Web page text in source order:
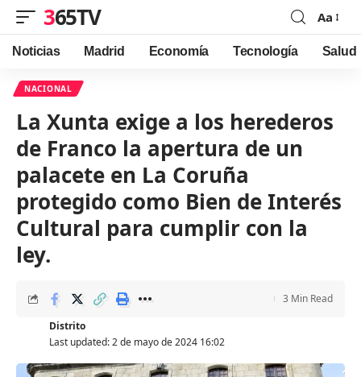
365TV
Font
Resizer
Aa
Noticias Madrid Economía Tecnología Salud
NACIONAL
La Xunta exige a los herederos
de Franco la apertura de un
palacete en La Coruña
protegido como Bien de Interés
Cultural para cumplir con la
ley.
Last updated: 2 de mayo de 2024 16:02
Distrito
3 Min Read